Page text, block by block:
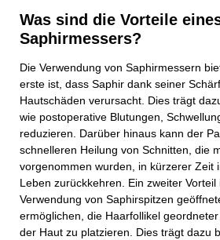
Was sind die Vorteile
Saphirmessers?
Die Verwendung von Saphirmessern
erste ist, dass Saphir dank seiner
Hautschäden verursacht. Dies trägt
wie postoperative Blutungen,
reduzieren. Darüber hinaus kann der
schnelleren Heilung von Schnitten, die
vorgenommen wurden, in kürzerer Zeit
Leben zurückkehren. Ein zweiter
Verwendung von Saphirspitzen
ermöglichen, die Haarfollikel
der Haut zu platzieren. Dies trägt dazu